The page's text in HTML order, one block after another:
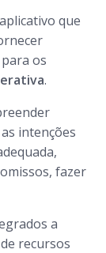
que
os
.
intenções
fazer
a
recursos